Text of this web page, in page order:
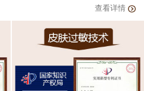
查看详情